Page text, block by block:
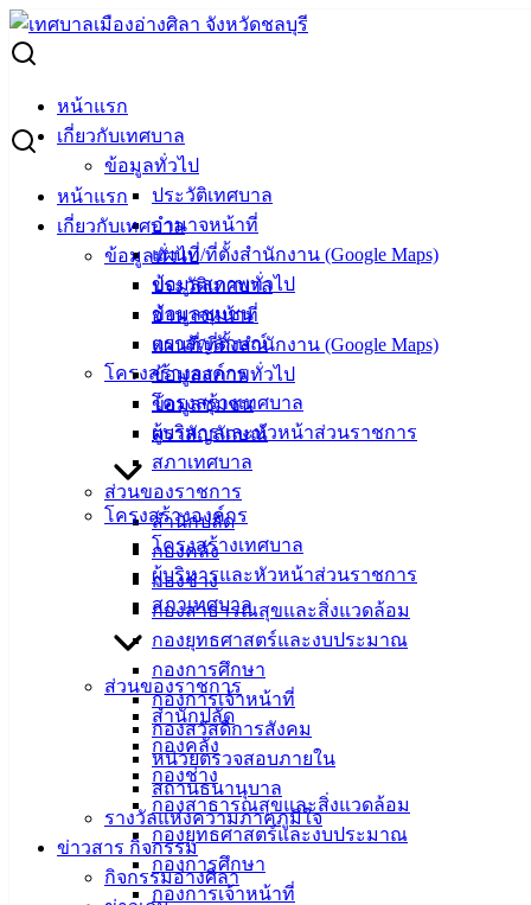
Skip
to
content
หน้าแรก
เกี่ยวกับเทศบาล
ข้อมูลทั่วไป
ประวัติเทศบาล
อำนาจหน้าที่
แผนที่/ที่ตั้งสำนักงาน (Google Maps)
ข้อมูลสภาพทั่วไป
ข้อมูลชุมชน
ตราสัญลักษณ์
โครงสร้างองค์กร
โครงสร้างเทศบาล
ผู้บริหารและหัวหน้าส่วนราชการ
สภาเทศบาล
ส่วนของราชการ
สำนักปลัด
กองคลัง
กองช่าง
กองสาธารณสุขและสิ่งแวดล้อม
กองยุทธศาสตร์และงบประมาณ
กองการศึกษา
กองการเจ้าหน้าที่
กองสวัสดิการสังคม
หน่วยตรวจสอบภายใน
สถานธนานุบาล
รางวัลแห่งความภาคภูมิใจ
ข่าวสาร กิจกรรม
กิจกรรมอ่างศิลา
หน้าแรก
เกี่ยวกับเทศบาล
ข้อมูลทั่วไป
ประวัติเทศบาล
อำนาจหน้าที่
แผนที่/ที่ตั้งสำนักงาน (Google Maps)
ข้อมูลสภาพทั่วไป
ข้อมูลชุมชน
ตราสัญลักษณ์
โครงสร้างองค์กร
โครงสร้างเทศบาล
ผู้บริหารและหัวหน้าส่วนราชการ
สภาเทศบาล
ส่วนของราชการ
สำนักปลัด
กองคลัง
กองช่าง
กองสาธารณสุขและสิ่งแวดล้อม
กองยุทธศาสตร์และงบประมาณ
กองการศึกษา
กองการเจ้าหน้าที่
Search
ประกาศผู้ชนะการเสนอราคาจ้างจ้างเหมาเอกชนเก็บขนและ
กำจัดขยะมูลฝอย ในเขตเทศบาลเมืองอ่างศิลา ประจำ
ปีงบประมาณ พ.ศ. 2566 ด้วยวิธีประกวดราคาอิเล็กทรอนิกส์(e-
ประกาศผู้ชนะการเสนอราคาจ้างจ้างเหมา
เอกชนเก็บขนและกำจัดขยะมูลฝอย ในเขต
เทศบาลเมืองอ่างศิลา ประจำปีงบประมาณ
พ.ศ. 2566 ด้วยวิธีประกวดราคา
อิเล็กทรอนิกส์(e-bidding)
พฤศจิกายน 8, 2022พฤศจิกายน 8, 2022
จัดซื้อจัดจ้าง,ประกาศผู้ชนะ
ดาวน์โหลด
เทศบาลเมือง
อ่างศิลา 90/338
ม.3 ต.เสม็ด